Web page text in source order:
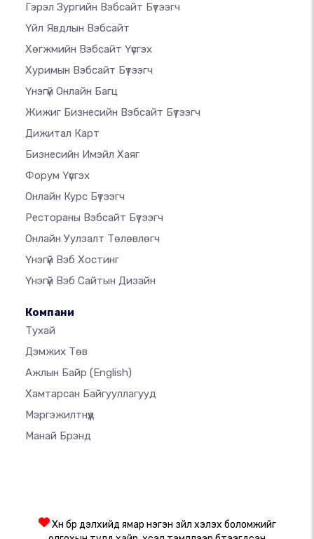
Гэрэл Зургийн Вэбсайт Бүтээгч
Үйл Явдлын Вэбсайт
Хөгжмийн Вэбсайт Үүсгэх
Хуримын Вэбсайт Бүтээгч
Үнэгүй Онлайн Багц
Жижиг Бизнесийн Вэбсайт Бүтээгч
Дижитал Карт
Бизнесийн Имэйл Хаяг
Форум Үүсгэх
Онлайн Курс Бүтээгч
Рестораны Вэбсайт Бүтээгч
Онлайн Уулзалт Төлөвлөгч
Үнэгүй Вэб Хостинг
Үнэгүй Вэб Сайтын Дизайн
Компани
Тухай
Дэмжих Төв
Ажлын Байр (English)
Хамтарсан Байгууллагууд
Мэргэжилтнүүд
Манай Брэнд
Хүн бүр дэлхийд ямар нэгэн зүйл хэлэх боломжийг